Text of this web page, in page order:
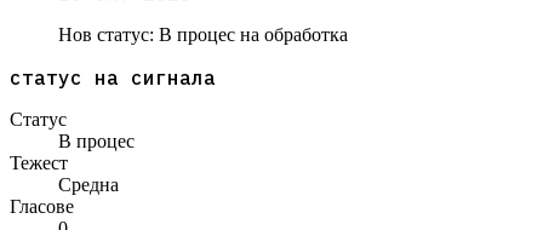
Нов статус: В процес на обработка
статус на сигнала
Статус
В процес
Тежест
Средна
Гласове